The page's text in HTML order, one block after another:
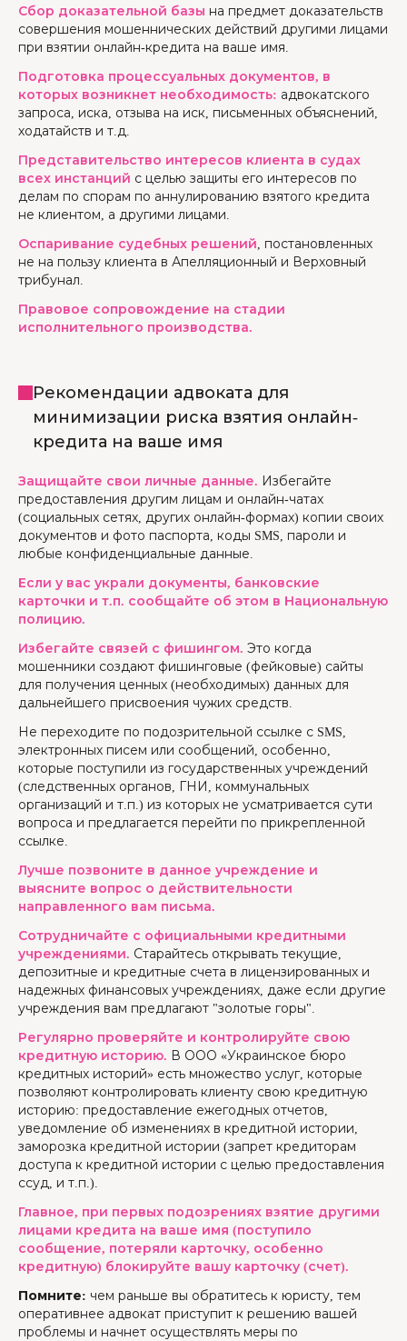
Сбор доказательной базы на предмет доказательств
совершения мошеннических действий другими лицами
при взятии онлайн-кредита на ваше имя.
Подготовка процессуальных документов, в
которых возникнет необходимость: адвокатского
запроса, иска, отзыва на иск, письменных объяснений,
ходатайств и т.д.
Представительство интересов клиента в судах
всех инстанций с целью защиты его интересов по
делам по спорам по аннулированию взятого кредита
не клиентом, а другими лицами.
Оспаривание судебных решений, постановленных
не на пользу клиента в Апелляционный и Верховный
трибунал.
Правовое сопровождение на стадии
исполнительного производства.
Рекомендации адвоката для
минимизации риска взятия онлайн-
кредита на ваше имя
Защищайте свои личные данные. Избегайте
предоставления другим лицам и онлайн-чатах
(социальных сетях, других онлайн-формах) копии своих
документов и фото паспорта, коды SMS, пароли и
любые конфиденциальные данные.
Если у вас украли документы, банковские
карточки и т.п. сообщайте об этом в Национальную
полицию.
Избегайте связей с фишингом. Это когда
мошенники создают фишинговые (фейковые) сайты
для получения ценных (необходимых) данных для
дальнейшего присвоения чужих средств.
Не переходите по подозрительной ссылке с SMS,
электронных писем или сообщений, особенно,
которые поступили из государственных учреждений
(следственных органов, ГНИ, коммунальных
организаций и т.п.) из которых не усматривается сути
вопроса и предлагается перейти по прикрепленной
ссылке.
Лучше позвоните в данное учреждение и
выясните вопрос о действительности
направленного вам письма.
Сотрудничайте с официальными кредитными
учреждениями. Старайтесь открывать текущие,
депозитные и кредитные счета в лицензированных и
надежных финансовых учреждениях, даже если другие
учреждения вам предлагают "золотые горы".
Регулярно проверяйте и контролируйте свою
кредитную историю. В ООО «Украинское бюро
кредитных историй» есть множество услуг, которые
позволяют контролировать клиенту свою кредитную
историю: предоставление ежегодных отчетов,
уведомление об изменениях в кредитной истории,
заморозка кредитной истории (запрет кредиторам
доступа к кредитной истории с целью предоставления
ссуд, и т.п.).
Главное, при первых подозрениях взятие другими
лицами кредита на ваше имя (поступило
сообщение, потеряли карточку, особенно
кредитную) блокируйте вашу карточку (счет).
Помните: чем раньше вы обратитесь к юристу, тем
оперативнее адвокат приступит к решению вашей
проблемы и начнет осуществлять меры по